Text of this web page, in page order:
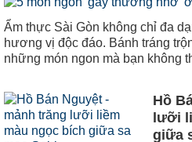
Ẩm thực Sài Gòn không chỉ đa
hương vị độc đáo. Bánh tráng
những món ngon mà bạn không
Hồ
lưỡi
giữa